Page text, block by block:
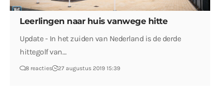
Leerlingen naar huis vanwege hitte
Update - In het zuiden van Nederland is de derde
hittegolf van…
8 reacties 27 augustus 2019 15:39